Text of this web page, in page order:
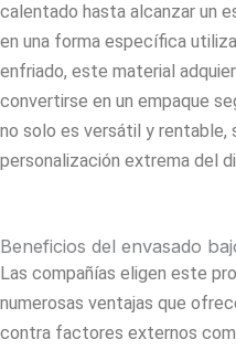
calentado hasta alcanzar un
en una forma específica
enfriado, este material
convertirse en un empaque
no solo es versátil y rentable,
personalización extrema del
Beneficios del envasado
Las compañías eligen este
numerosas ventajas que
contra factores externos